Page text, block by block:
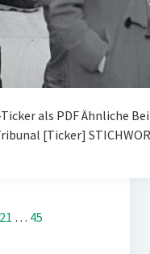
Ticker als PDF Ähnliche
[Ticker]
21 … 45